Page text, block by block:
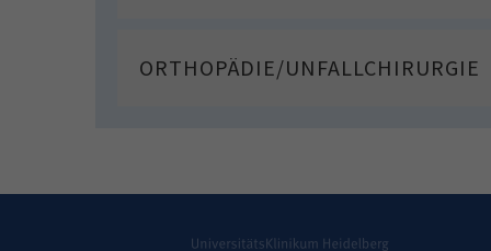
ORTHOPÄDIE/UNFALLCHIRURGIE